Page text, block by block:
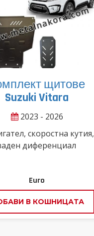
щитове
Suzuki Vitara
2023 - 2026
скоростна кутия,
диференциал
Euro
В КОШНИЦАТА